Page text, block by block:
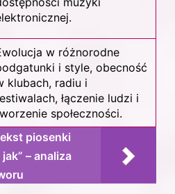
w różnorodne
i style, obecność
klubach, radiu i
łączenie ludzi i
społeczności.
piosenki
jak” – analiza